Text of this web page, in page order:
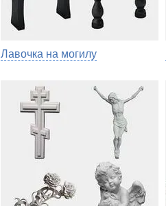
Лавочка на могилу